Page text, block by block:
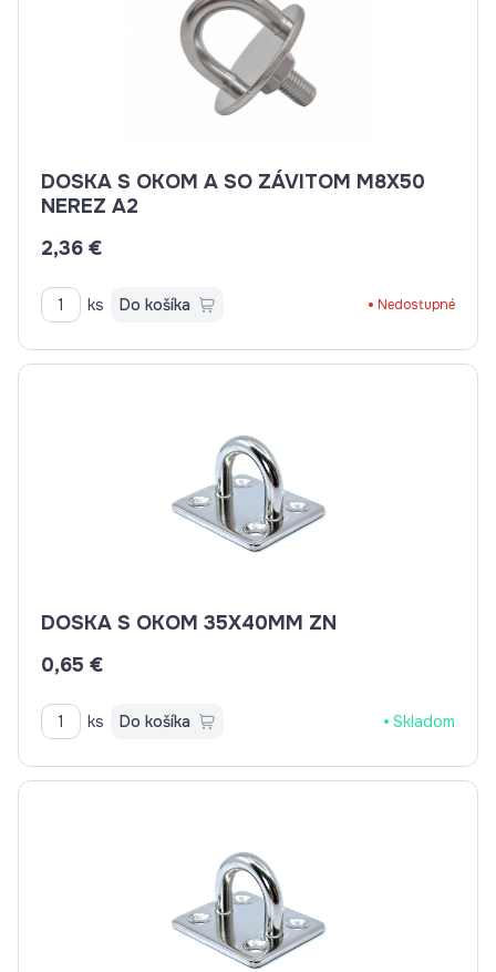
DOSKA S OKOM A SO ZÁVITOM M8X50
NEREZ A2
2,36 €
ks Do košíka Nedostupné
DOSKA S OKOM 35X40MM ZN
0,65 €
ks Do košíka Skladom